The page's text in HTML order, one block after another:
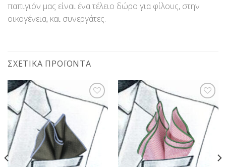
παπιγιόν μας είναι ένα τέλειο δώρο για φίλους, στην
οικογένεια, και συνεργάτες.
ΣΧΕΤΙΚΆ ΠΡΟΪΌΝΤΑ
Προσθήκη
στη Λίστα
Επιθυμίας
Προσθήκη
στη Λίστα
Επιθυμίας